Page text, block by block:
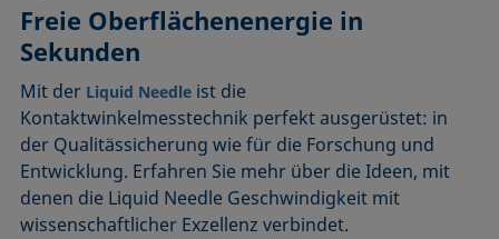
Freie Oberflächenenergie in
Sekunden
Mit der Liquid Needle ist die
Kontaktwinkelmesstechnik perfekt ausgerüstet: in
der Qualitässicherung wie für die Forschung und
Entwicklung. Erfahren Sie mehr über die Ideen, mit
denen die Liquid Needle Geschwindigkeit mit
wissenschaftlicher Exzellenz verbindet.